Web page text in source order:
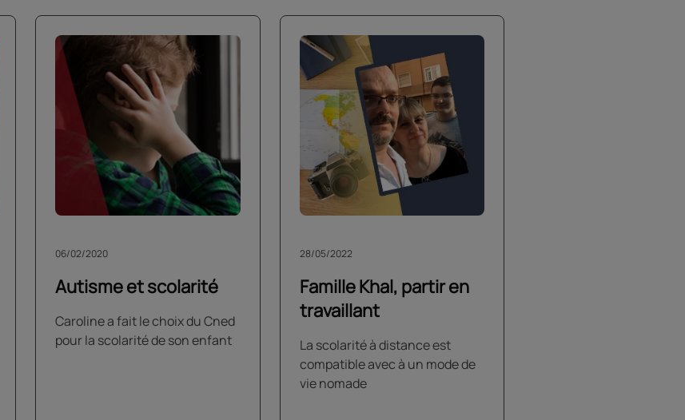
Autisme et scolarité
06/02/2020
Caroline a fait le choix du Cned
pour la scolarité de son enfant
Famille Khal, partir en
travaillant
28/05/2022
La scolarité à distance est
compatible avec à un mode de
vie nomade